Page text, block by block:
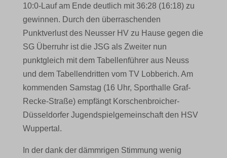
10:0-Lauf am Ende deutlich mit 36:28 (16:18) zu
gewinnen. Durch den überraschenden
Punktverlust des Neusser HV zu Hause gegen die
SG Überruhr ist die JSG als Zweiter nun
punktgleich mit dem Tabellenführer aus Neuss
und dem Tabellendritten vom TV Lobberich. Am
kommenden Samstag (16 Uhr, Sporthalle Graf-
Recke-Straße) empfängt Korschenbroicher-
Düsseldorfer Jugendspielgemeinschaft den HSV
Wuppertal.
In der dank der dämmrigen Stimmung wenig